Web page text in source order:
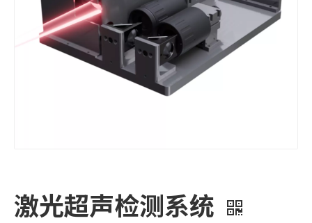
激光超声检测系统